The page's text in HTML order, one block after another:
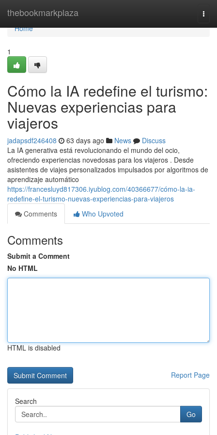
thebookmarkplaza
Home
Home
1
Cómo la IA redefine el turismo:
Nuevas experiencias para
viajeros
jadapsdf246408 63 days ago News
Discuss
La IA generativa está revolucionando el mundo del ocio,
ofreciendo experiencias novedosas para los viajeros . Desde
asistentes de viajes personalizados impulsados por algoritmos de
aprendizaje automático
https://francesluyd817306.iyublog.com/40366677/cómo-la-ia-
redefine-el-turismo-nuevas-experiencias-para-viajeros
Comments
Who Upvoted
Comments
Submit a Comment
No HTML
HTML is disabled
Report Page
Search
Go